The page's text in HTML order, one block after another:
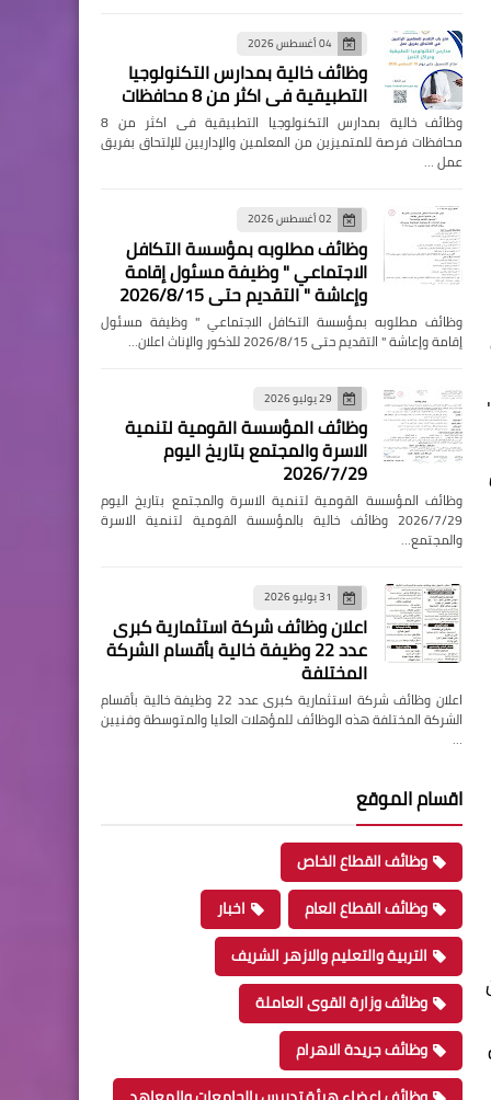
04 أغسطس 2026
وظائف خالية بمدارس التكنولوجيا
التطبيقية فى اكثر من 8 محافظات
وظائف خالية بمدارس التكنولوجيا التطبيقية فى اكثر من 8
محافظات فرصة للمتميزين من المعلمين والإداريين للإلتحاق بفريق
عمل …
02 أغسطس 2026
وظائف مطلوبه بمؤسسة التكافل
الاجتماعي " وظيفة مسئول إقامة
وإعاشة " التقديم حتى 2026/8/15
وظائف مطلوبه بمؤسسة التكافل الاجتماعي " وظيفة مسئول
إقامة وإعاشة " التقديم حتى 2026/8/15 للذكور والإناث اعلان…
29 يوليو 2026
وظائف المؤسسة القومية لتنمية
الاسرة والمجتمع بتاريخ اليوم
2026/7/29
وظائف المؤسسة القومية لتنمية الاسرة والمجتمع بتاريخ اليوم
2026/7/29 وظائف خالية بالمؤسسة القومية لتنمية الاسرة
والمجتمع…
31 يوليو 2026
اعلان وظائف شركة استثمارية كبرى
عدد 22 وظيفة خالية بأقسام الشركة
المختلفة
اعلان وظائف شركة استثمارية كبرى عدد 22 وظيفة خالية بأقسام
الشركة المختلفة هذه الوظائف للمؤهلات العليا والمتوسطة وفنيين
…
اقسام الموقع
وظائف القطاع الخاص
وظائف القطاع العام
اخبار
التربية والتعليم والازهر الشريف
وظائف وزارة القوى العاملة
وظائف جريدة الاهرام